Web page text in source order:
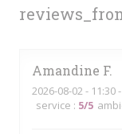
Amandine F
2026-08-02 - 11:30
service : 5/5